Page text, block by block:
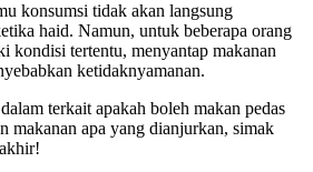
konsumsi tidak akan langsung
haid. Namun, untuk beberapa orang
kondisi tertentu, menyantap makanan
ketidaknyamanan.
terkait apakah boleh makan pedas
makanan apa yang dianjurkan, simak